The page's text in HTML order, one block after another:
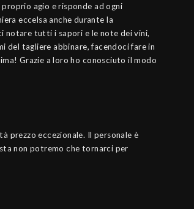
agio e risponde ad ogni
eccelsa anche durante la
notare tutti i sapori e le note dei vini,
del tagliere abbinare, facendoci fare in
Grazie a loro ho conosciuto il modo
prezzo eccezionale. Il personale è
non potremo che tornarci per